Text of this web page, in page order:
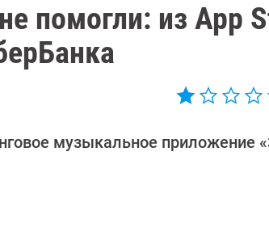
помогли: из App
музыкальное приложение